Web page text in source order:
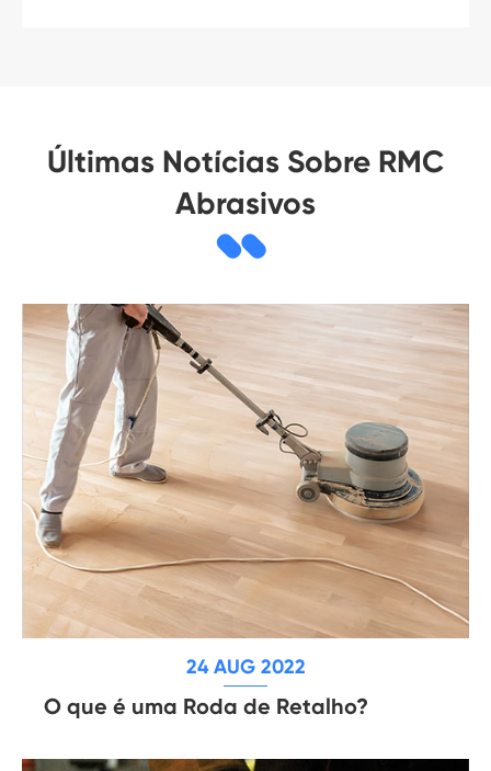
Últimas Notícias Sobre RMC
Abrasivos
24 AUG 2022
O que é uma Roda de Retalho?